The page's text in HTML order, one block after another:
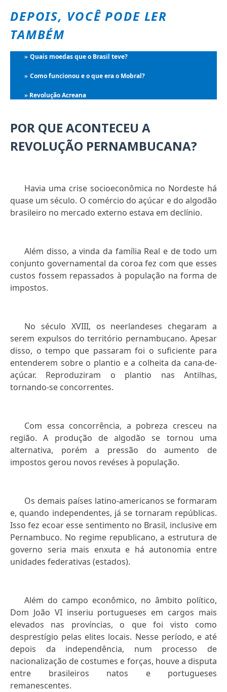
DEPOIS, VOCÊ PODE LER
TAMBÉM
» Quais moedas que o Brasil teve?
» Como funcionou e o que era o Mobral?
» Revolução Acreana
POR QUE ACONTECEU A
REVOLUÇÃO PERNAMBUCANA?
Havia uma crise socioeconômica no Nordeste há
quase um século. O comércio do açúcar e do algodão
brasileiro no mercado externo estava em declínio.
Além disso, a vinda da família Real e de todo um
conjunto governamental da coroa fez com que esses
custos fossem repassados à população na forma de
impostos.
No século XVIII, os neerlandeses chegaram a
serem expulsos do território pernambucano. Apesar
disso, o tempo que passaram foi o suficiente para
entenderem sobre o plantio e a colheita da cana-de-
açúcar. Reproduziram o plantio nas Antilhas,
tornando-se concorrentes.
Com essa concorrência, a pobreza cresceu na
região. A produção de algodão se tornou uma
alternativa, porém a pressão do aumento de
impostos gerou novos revéses à população.
Os demais países latino-americanos se formaram
e, quando independentes, já se tornaram repúblicas.
Isso fez ecoar esse sentimento no Brasil, inclusive em
Pernambuco. No regime republicano, a estrutura de
governo seria mais enxuta e há autonomia entre
unidades federativas (estados).
Além do campo econômico, no âmbito político,
Dom João VI inseriu portugueses em cargos mais
elevados nas províncias, o que foi visto como
desprestígio pelas elites locais. Nesse período, e até
depois da independência, num processo de
nacionalização de costumes e forças, houve a disputa
entre brasileiros natos e portugueses
remanescentes.